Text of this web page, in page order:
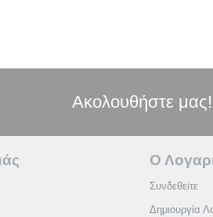
Ακολουθήστε μας!
Ο
Συνδεθείτε
Δημιουργία